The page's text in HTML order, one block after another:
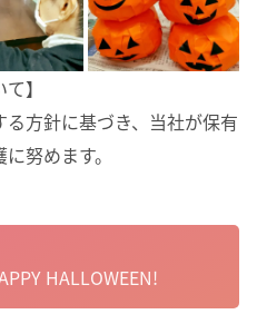
】
方針に基づき、当社が保有
努めます。
HALLOWEEN!